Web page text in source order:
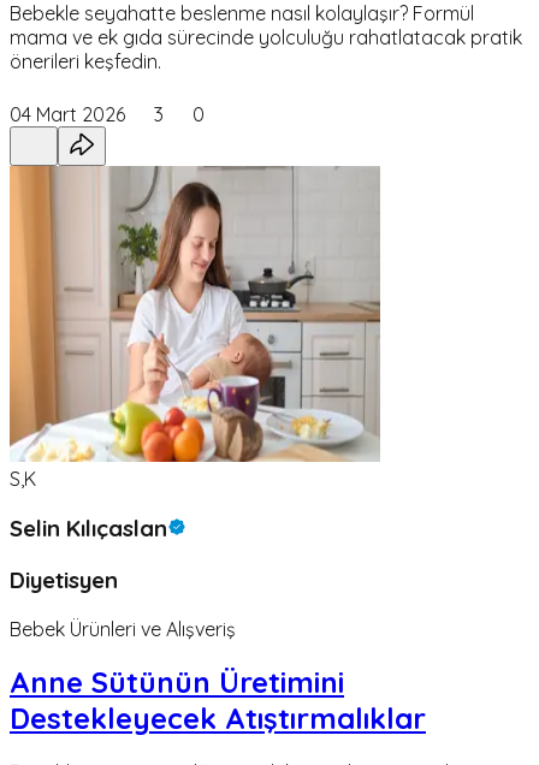
Bebekle seyahatte beslenme nasıl kolaylaşır? Formül
mama ve ek gıda sürecinde yolculuğu rahatlatacak pratik
önerileri keşfedin.
04 Mart 2026 3 0
S,K
Selin Kılıçaslan
Diyetisyen
Bebek Ürünleri ve Alışveriş
Anne Sütünün Üretimini
Destekleyecek Atıştırmalıklar